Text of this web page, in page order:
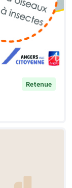
Retenue